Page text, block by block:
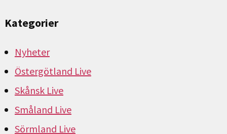
Kategorier
Nyheter
Östergötland Live
Skånsk Live
Småland Live
Sörmland Live